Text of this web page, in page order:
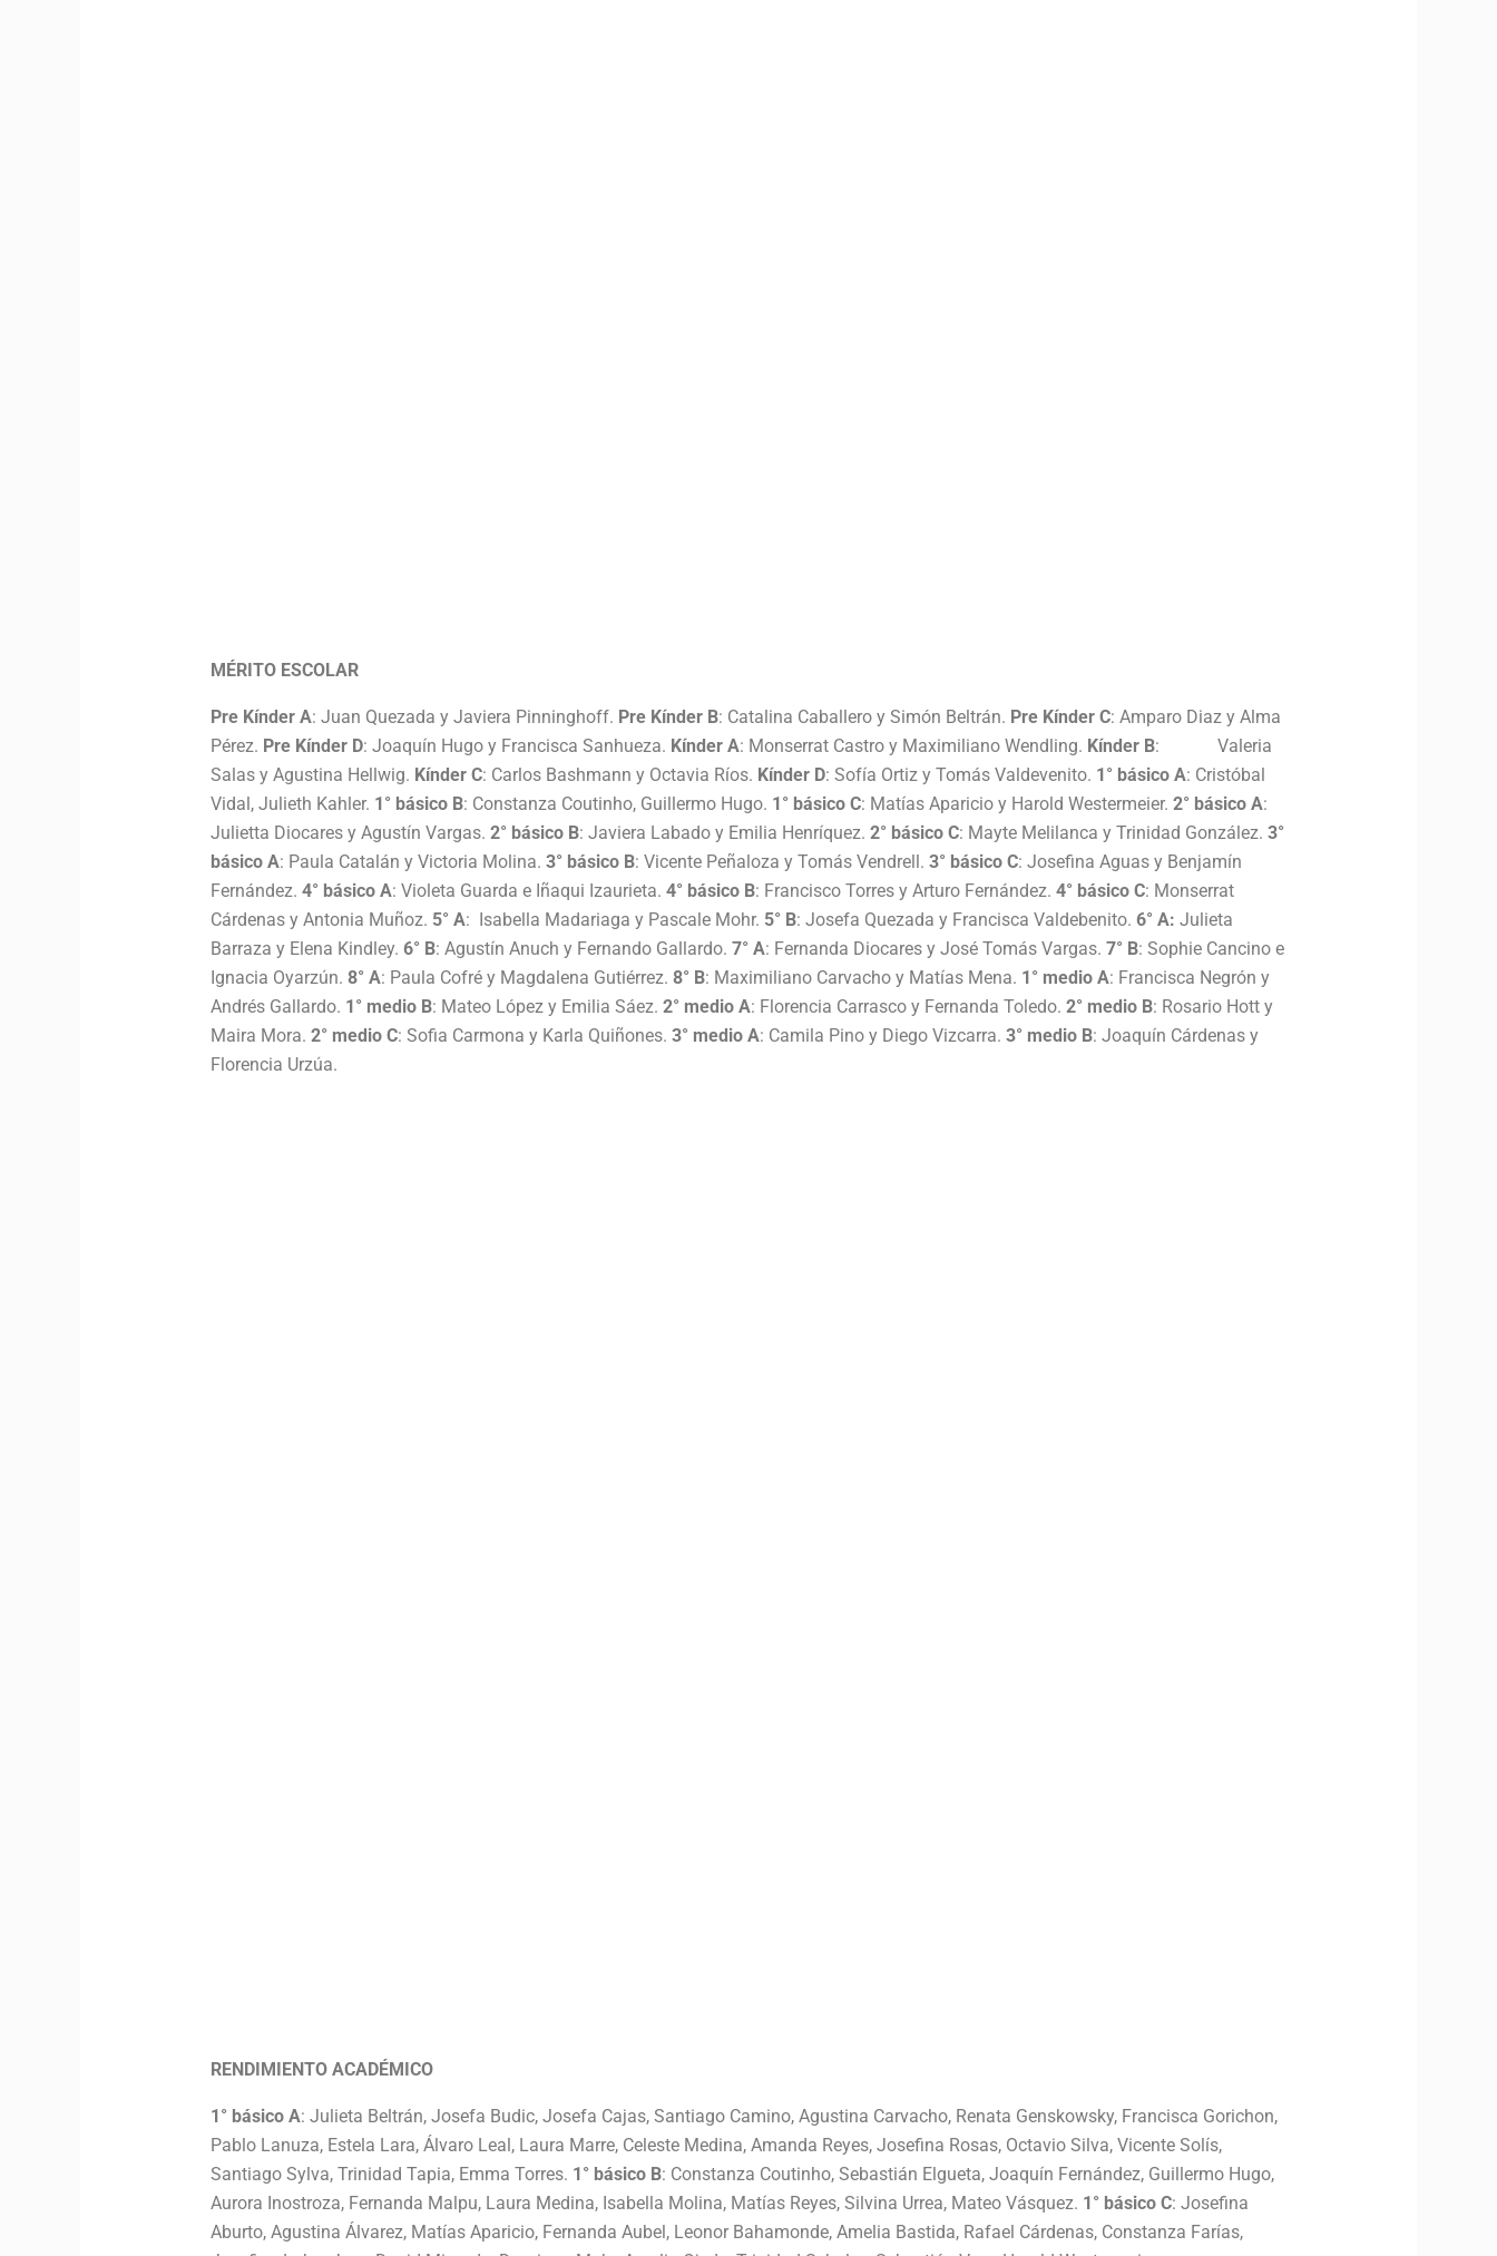
MÉRITO ESCOLAR
Pre Kínder A: Juan Quezada y Javiera Pinninghoff. Pre Kínder B: Catalina Caballero y Simón Beltrán. Pre Kínder C: Amparo Diaz y Alma
Pérez. Pre Kínder D: Joaquín Hugo y Francisca Sanhueza. Kínder A: Monserrat Castro y Maximiliano Wendling. Kínder B: Valeria
Salas y Agustina Hellwig. Kínder C: Carlos Bashmann y Octavia Ríos. Kínder D: Sofía Ortiz y Tomás Valdevenito. 1° básico A: Cristóbal
Vidal, Julieth Kahler. 1° básico B: Constanza Coutinho, Guillermo Hugo. 1° básico C: Matías Aparicio y Harold Westermeier. 2° básico A:
Julietta Diocares y Agustín Vargas. 2° básico B: Javiera Labado y Emilia Henríquez. 2° básico C: Mayte Melilanca y Trinidad González. 3°
básico A: Paula Catalán y Victoria Molina. 3° básico B: Vicente Peñaloza y Tomás Vendrell. 3° básico C: Josefina Aguas y Benjamín
Fernández. 4° básico A: Violeta Guarda e Iñaqui Izaurieta. 4° básico B: Francisco Torres y Arturo Fernández. 4° básico C: Monserrat
Cárdenas y Antonia Muñoz. 5° A: Isabella Madariaga y Pascale Mohr. 5° B: Josefa Quezada y Francisca Valdebenito. 6° A: Julieta
Barraza y Elena Kindley. 6° B: Agustín Anuch y Fernando Gallardo. 7° A: Fernanda Diocares y José Tomás Vargas. 7° B: Sophie Cancino e
Ignacia Oyarzún. 8° A: Paula Cofré y Magdalena Gutiérrez. 8° B: Maximiliano Carvacho y Matías Mena. 1° medio A: Francisca Negrón y
Andrés Gallardo. 1° medio B: Mateo López y Emilia Sáez. 2° medio A: Florencia Carrasco y Fernanda Toledo. 2° medio B: Rosario Hott y
Maira Mora. 2° medio C: Sofia Carmona y Karla Quiñones. 3° medio A: Camila Pino y Diego Vizcarra. 3° medio B: Joaquín Cárdenas y
Florencia Urzúa.
RENDIMIENTO ACADÉMICO
1° básico A: Julieta Beltrán, Josefa Budic, Josefa Cajas, Santiago Camino, Agustina Carvacho, Renata Genskowsky, Francisca Gorichon,
Pablo Lanuza, Estela Lara, Álvaro Leal, Laura Marre, Celeste Medina, Amanda Reyes, Josefina Rosas, Octavio Silva, Vicente Solís,
Santiago Sylva, Trinidad Tapia, Emma Torres. 1° básico B: Constanza Coutinho, Sebastián Elgueta, Joaquín Fernández, Guillermo Hugo,
Aurora Inostroza, Fernanda Malpu, Laura Medina, Isabella Molina, Matías Reyes, Silvina Urrea, Mateo Vásquez. 1° básico C: Josefina
Aburto, Agustina Álvarez, Matías Aparicio, Fernanda Aubel, Leonor Bahamonde, Amelia Bastida, Rafael Cárdenas, Constanza Farías,